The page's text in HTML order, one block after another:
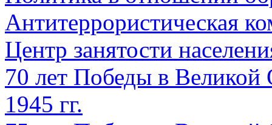
Антитеррористическая
Центр занятости
70 лет Победы в Великой
1945 гг.